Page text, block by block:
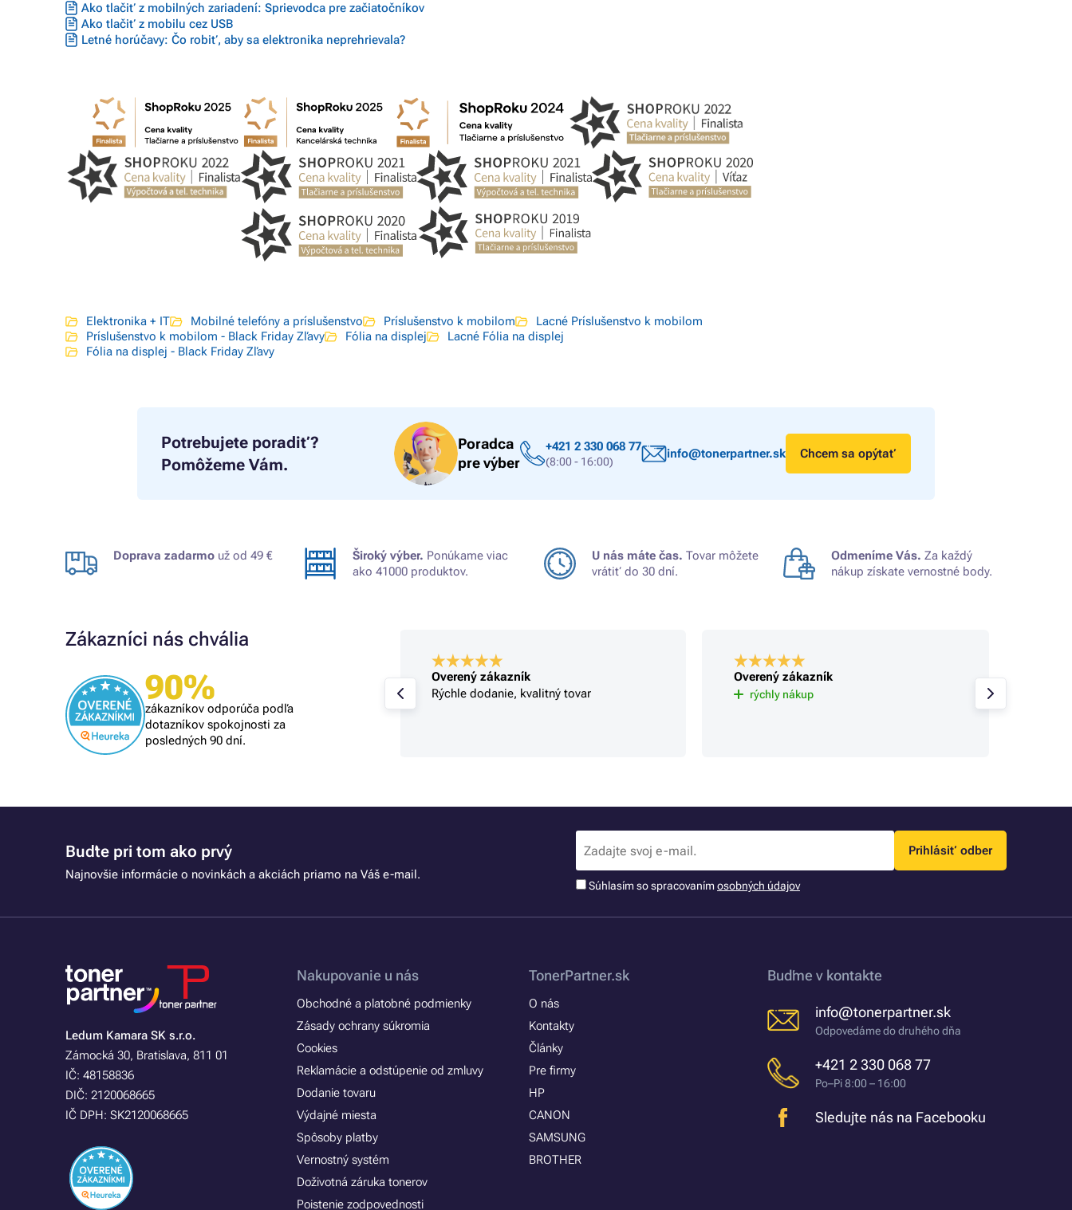
Ako tlačiť z mobilných zariadení: Sprievodca pre začiatočníkov
Ako tlačiť z mobilu cez USB
Letné horúčavy: Čo robiť, aby sa elektronika neprehrievala?
Elektronika + IT Mobilné telefóny a príslušenstvo Príslušenstvo k mobilom
Lacné Príslušenstvo k mobilom
Príslušenstvo k mobilom - Black Friday Zľavy
Fólia na displej
Lacné Fólia na displej
Fólia na displej - Black Friday Zľavy
Potrebujete poradiť?
Pomôžeme Vám.
Poradca
pre výber
+421 2 330 068 77
(8:00 - 16:00)
info@tonerpartner.sk Chcem sa opýtať
Doprava zadarmo už od 49 € Široký výber. Ponúkame viac
ako 41000 produktov.
U nás máte čas. Tovar môžete
vrátiť do 30 dní.
Odmeníme Vás. Za každý
nákup získate vernostné body.
Zákazníci nás chvália
90%
zákazníkov odporúča podľa
dotazníkov spokojnosti za
posledných 90 dní.
Overený zákazník
rýchle vybavenie
Overený zákazník
Rýchle dodanie, kvalitný tovar
Overený zákazník
rýchly nákup
Buďte pri tom ako prvý
Najnovšie informácie o novinkách a akciách priamo na Váš e-mail.
Prihlásiť odber
Súhlasím so spracovanímosobných údajov
Ledum Kamara SK s.r.o.
Zámocká 30, Bratislava, 811 01
IČ: 48158836
DIČ: 2120068665
IČ DPH: SK2120068665
Nakupovanie u nás
Obchodné a platobné podmienky
Zásady ochrany súkromia
Cookies
Reklamácie a odstúpenie od zmluvy
Dodanie tovaru
Výdajné miesta
Spôsoby platby
Vernostný systém
Doživotná záruka tonerov
Poistenie zodpovednosti
TonerPartner.sk
O nás
Kontakty
Články
Pre firmy
HP
CANON
SAMSUNG
BROTHER
Buďme v kontakte
info@tonerpartner.sk
Odpovedáme do druhého dňa
+421 2 330 068 77
Po–Pi 8:00 – 16:00
Sledujte nás na Facebooku